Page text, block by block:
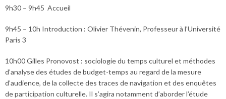
9h30 – 9h45 Accueil
9h45 – 10h Introduction : Olivier Thévenin, Professeur à l’Université
Paris 3
10h00 Gilles Pronovost : sociologie du temps culturel et méthodes
d’analyse des études de budget-temps au regard de la mesure
d’audience, de la collecte des traces de navigation et des enquêtes
de participation culturelle. Il s’agira notamment d’aborder l’étude